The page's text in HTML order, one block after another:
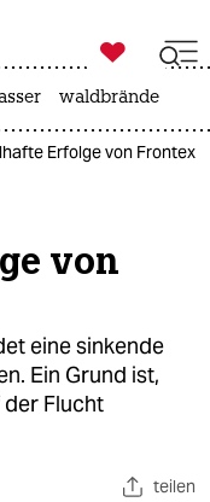

taz zahl ich
waldbrände
Erfolge von Frontex
von
eine sinkende
Ein Grund ist,
Flucht
teilen